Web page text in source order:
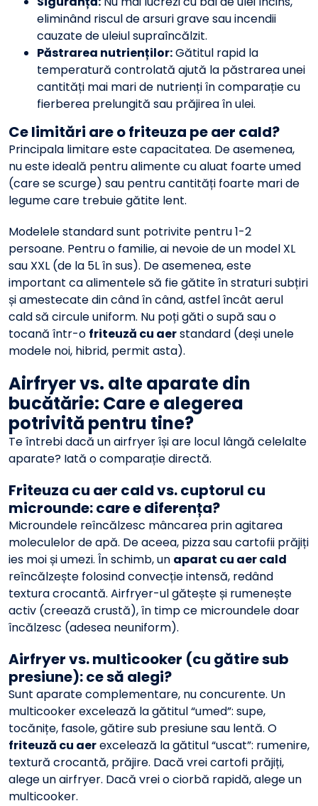
eliminând riscul de arsuri grave sau incendii
cauzate de uleiul supraîncălzit.
Păstrarea nutrienților:Gătitul rapid la
temperatură controlată ajută la păstrarea unei
cantități mai mari de nutrienți în comparație cu
fierberea prelungită sau prăjirea în ulei.
Ce limitări are ofriteuza pe aer cald?
Principala limitare este capacitatea. De asemenea,
nu este ideală pentru alimente cu aluat foarte umed
(care se scurge) sau pentru cantități foarte mari de
legume care trebuie gătite lent.
Modelele standard sunt potrivite pentru 1-2
persoane. Pentru o familie, ai nevoie de un model XL
sau XXL (de la 5L în sus). De asemenea, este
important ca alimentele să fie gătite în straturi subțiri
și amestecate din când în când, astfel încât aerul
cald să circule uniform. Nu poți găti o supă sau o
tocană într-o friteuză cu aerstandard (deși unele
modele noi, hibrid, permit asta).
Airfryer vs. alte aparate din
bucătărie: Care e alegerea
potrivită pentru tine?
Te întrebi dacă un airfryer își are locul lângă celelalte
aparate? Iată o comparație directă.
Friteuza cu aer cald vs. cuptorul cu
microunde: care e diferența?
Microundele reîncălzesc mâncarea prin agitarea
moleculelor de apă. De aceea, pizza sau cartofii prăjiți
ies moi și umezi. În schimb, un aparat cu aer cald
reîncălzește folosind convecție intensă, redând
textura crocantă. Airfryer-ul gătește și rumenește
activ (creează crustă), în timp ce microundele doar
încălzesc (adesea neuniform).
Airfryer vs. multicooker (cu gătire sub
presiune): ce să alegi?
Sunt aparate complementare, nu concurente. Un
multicooker excelează la gătitul “umed”: supe,
tocănițe, fasole, gătire sub presiune sau lentă. O
friteuză cu aerexcelează la gătitul “uscat”: rumenire,
textură crocantă, prăjire. Dacă vrei cartofi prăjiți,
alege un airfryer. Dacă vrei o ciorbă rapidă, alege un
multicooker.